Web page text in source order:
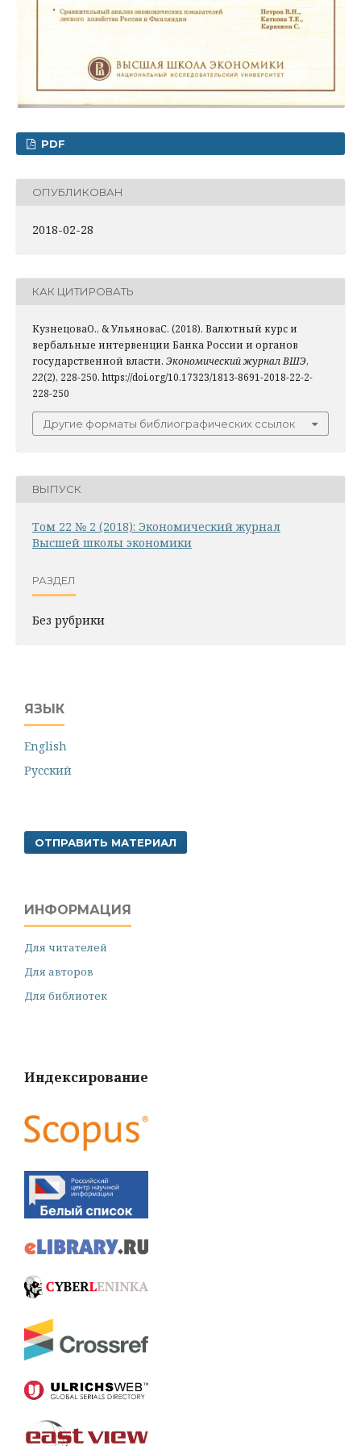
PDF
ОПУБЛИКОВАН
2018-02-28
КАК ЦИТИРОВАТЬ
КузнецоваО., & УльяноваС. (2018). Валютный курс и
вербальные интервенции Банка России и органов
государственной власти. Экономический журнал ВШЭ,
22(2), 228-250. https://doi.org/10.17323/1813-8691-2018-22-2-
228-250
Другие форматы библиографических ссылок
ВЫПУСК
Том 22 № 2 (2018): Экономический журнал
Высшей школы экономики
РАЗДЕЛ
Без рубрики
ЯЗЫК
English
Русский
ОТПРАВИТЬ МАТЕРИАЛ
ИНФОРМАЦИЯ
Для читателей
Для авторов
Для библиотек
Индексирование